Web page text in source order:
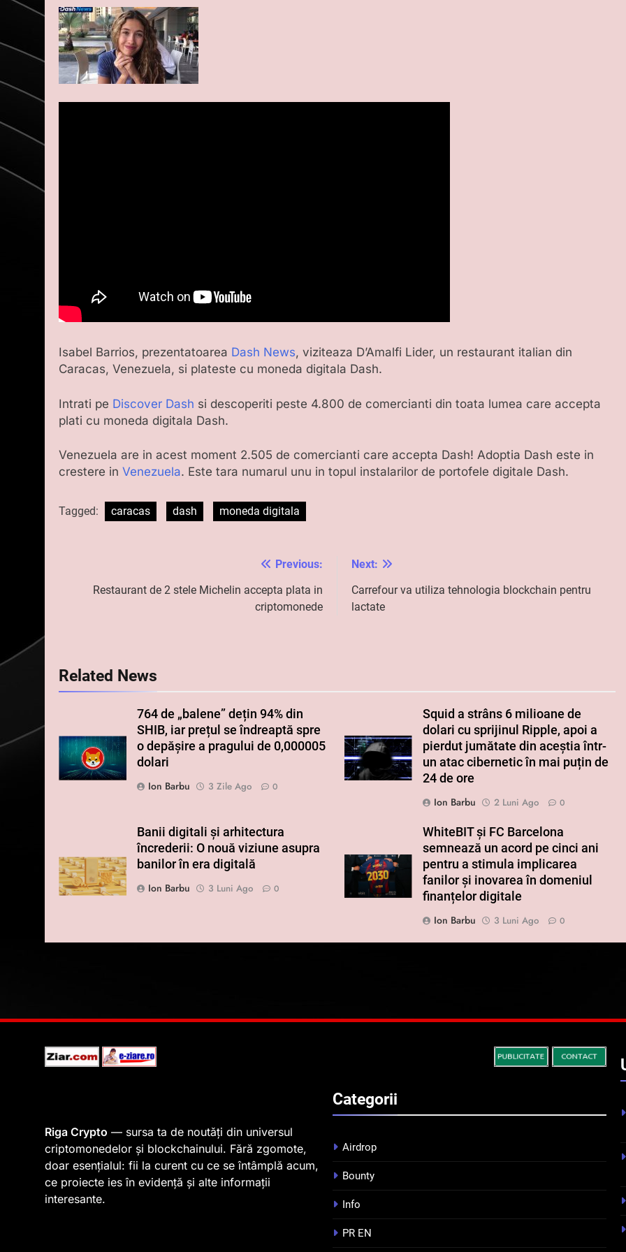
Isabel Barrios, prezentatoarea Dash News, viziteaza D’Amalfi Lider, un restaurant italian din
Caracas, Venezuela, si plateste cu moneda digitala Dash.
Intrati pe Discover Dash si descoperiti peste 4.800 de comercianti din toata lumea care accepta
plati cu moneda digitala Dash.
Venezuela are in acest moment 2.505 de comercianti care accepta Dash! Adoptia Dash este in
crestere in Venezuela. Este tara numarul unu in topul instalarilor de portofele digitale Dash.
Tagged: caracas dash moneda digitala
Previous:
Restaurant de 2 stele Michelin accepta plata in
criptomonede
Next:
Carrefour va utiliza tehnologia blockchain pentru
lactate
Related News
764 de „balene” dețin 94% din
SHIB, iar prețul se îndreaptă spre
o depășire a pragului de 0,000005
dolari
Ion Barbu
3 Zile Ago 0
Squid a strâns 6 milioane de
dolari cu sprijinul Ripple, apoi a
pierdut jumătate din aceștia într-
un atac cibernetic în mai puțin de
24 de ore
Ion Barbu
2 Luni Ago 0
Banii digitali și arhitectura
încrederii: O nouă viziune asupra
banilor în era digitală
Ion Barbu
3 Luni Ago 0
WhiteBIT și FC Barcelona
semnează un acord pe cinci ani
pentru a stimula implicarea
fanilor și inovarea în domeniul
finanțelor digitale
Ion Barbu
3 Luni Ago 0
Riga Crypto — sursa ta de noutăți din universul
criptomonedelor și blockchainului. Fără zgomote,
doar esențialul: fii la curent cu ce se întâmplă acum,
ce proiecte ies în evidență și alte informații
interesante.
Categorii
Airdrop
Bounty
Info
PR EN